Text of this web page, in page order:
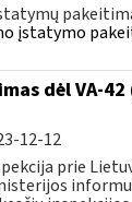
įstatymo
dėl VA-42
12-12
prie